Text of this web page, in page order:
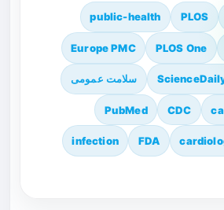
PLOS
public-health
PLOS One
Europe PMC
سلامت عمومی
CDC
PubMed
FDA
infection